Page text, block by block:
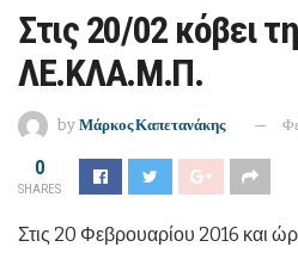
Στις 20/02 κόβει
ΛΕ.ΚΛΑ.Μ.Π.
by Μάρκος Καπετανάκης
0
SHARES
Στις 20 Φεβρουαρίου 2016 και